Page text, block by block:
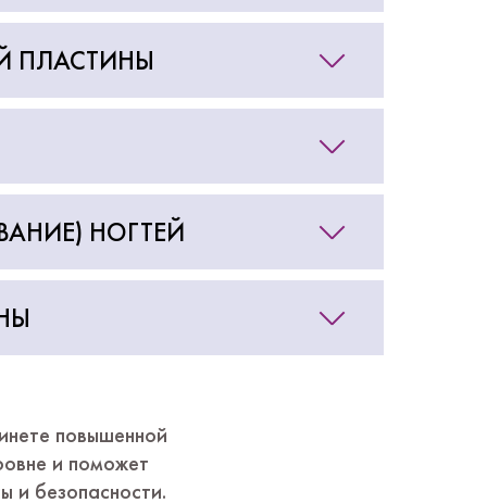
ПЛАСТИНЫ
НОГТЕЙ
повышенной
и поможет
и безопасности.